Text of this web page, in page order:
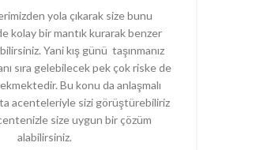
yola çıkarak size bunu
kolay bir mantık kurarak benzer
Yani kış günü taşınmanız
sıra gelebilecek pek çok riske de
Bu konu da anlaşmalı
acenteleriyle sizi görüştürebiliriz
size uygun bir çözüm
alabilirsiniz.